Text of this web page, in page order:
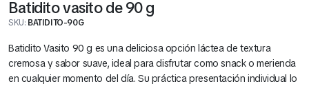
Batidito vasito de 90 g
SKU: BATIDITO-90G
Batidito Vasito 90 g es una deliciosa opción láctea de textura
cremosa y sabor suave, ideal para disfrutar como snack o merienda
en cualquier momento del día. Su práctica presentación individual lo